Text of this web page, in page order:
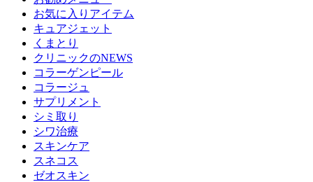
お気に入りアイテム
キュアジェット
くまとり
クリニックのNEWS
コラーゲンピール
コラージュ
サプリメント
シミ取り
シワ治療
スキンケア
スネコス
ゼオスキン